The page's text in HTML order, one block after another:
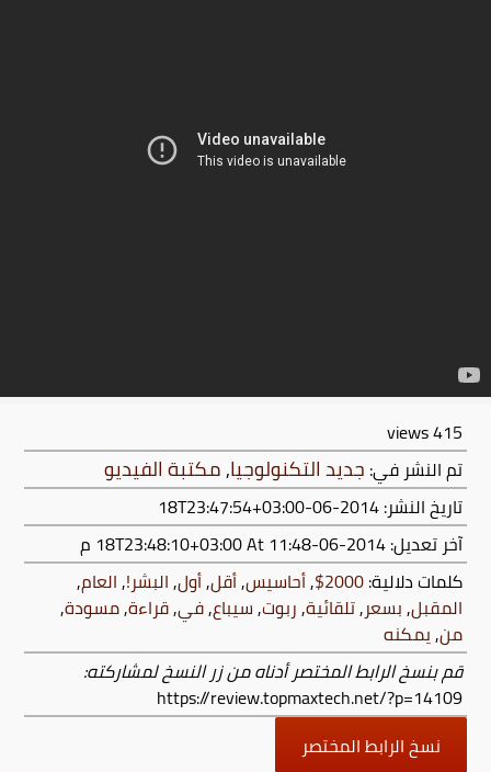
415
views
تم النشر في: جديد التكنولوجيا,مكتبة الفيديو
تاريخ النشر: 2014-06-18T23:47:54+03:00
آخر تعديل:2014-06-18T23:48:10+03:00
At 11:48 م
كلمات دلالية:2000$
,أحاسيس,أقل,أول,البشر!,العام,
المقبل,بسعر,تلقائية,ربوت,سيباع,في,قراءة,مسودة,
من,يمكنه
قم بنسخ الرابط المختصر أدناه من زر النسخ لمشاركته:
https://review.topmaxtech.net/?p=14109
نسخ الرابط المختصر